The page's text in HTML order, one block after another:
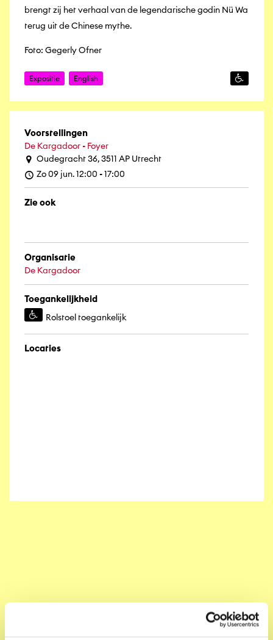
brengt zij het verhaal van de legendarische godin Nü Wa
terug uit de Chinese mythe.
Foto: Gegerly Ofner
Expositie English
Voorstellingen
De Kargadoor - Foyer
Oudegracht 36, 3511 AP Utrecht
Zo 09 jun. 12:00 - 17:00
Zie ook
Organisatie
De Kargadoor
Toegankelijkheid
Rolstoel toegankelijk
Locaties